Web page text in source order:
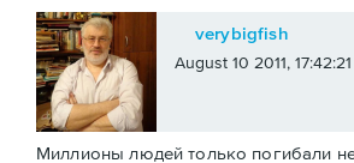
verybigfish
August 10 2011,
Миллионы людей только погибали